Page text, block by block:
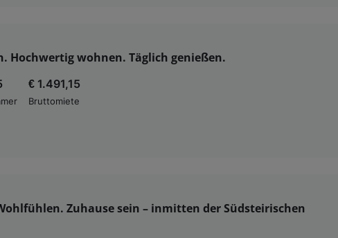
Hochwertig wohnen. Täglich genießen.
€ 1.491,15
Bruttomiete
Zuhause sein – inmitten der Südsteirischen